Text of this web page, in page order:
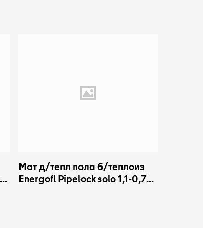
Мат д/тепл пола б/теплоиз
Energofl Pipelock solo 1,1-0,7